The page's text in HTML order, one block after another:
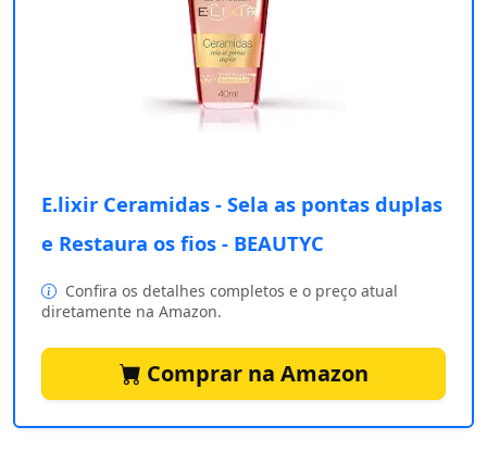
E.lixir Ceramidas - Sela as pontas duplas
e Restaura os fios - BEAUTYC
Confira os detalhes completos e o preço atual
diretamente na Amazon.
Comprar na Amazon